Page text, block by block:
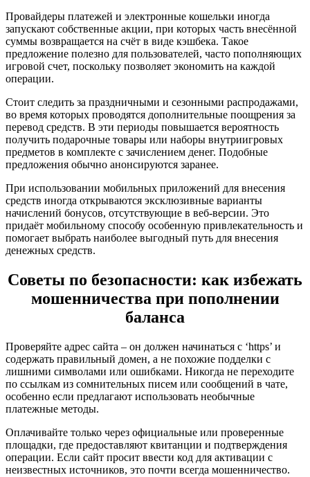
Провайдеры платежей и электронные кошельки иногда
запускают собственные акции, при которых часть внесённой
суммы возвращается на счёт в виде кэшбека. Такое
предложение полезно для пользователей, часто пополняющих
игровой счет, поскольку позволяет экономить на каждой
операции.
Стоит следить за праздничными и сезонными распродажами,
во время которых проводятся дополнительные поощрения за
перевод средств. В эти периоды повышается вероятность
получить подарочные товары или наборы внутриигровых
предметов в комплекте с зачислением денег. Подобные
предложения обычно анонсируются заранее.
При использовании мобильных приложений для внесения
средств иногда открываются эксклюзивные варианты
начислений бонусов, отсутствующие в веб-версии. Это
придаёт мобильному способу особенную привлекательность и
помогает выбрать наиболее выгодный путь для внесения
денежных средств.
Советы по безопасности: как избежать
мошенничества при пополнении
баланса
Проверяйте адрес сайта – он должен начинаться с ‘https’ и
содержать правильный домен, а не похожие подделки с
лишними символами или ошибками. Никогда не переходите
по ссылкам из сомнительных писем или сообщений в чате,
особенно если предлагают использовать необычные
платежные методы.
Оплачивайте только через официальные или проверенные
площадки, где предоставляют квитанции и подтверждения
операции. Если сайт просит ввести код для активации с
неизвестных источников, это почти всегда мошенничество.